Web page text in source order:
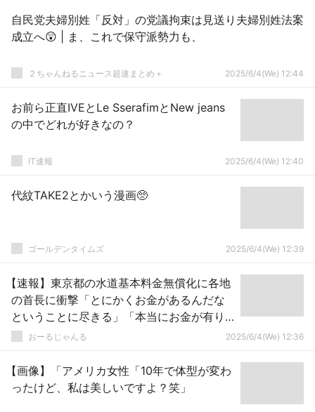
自民党夫婦別姓「反対」の党議拘束は見送り夫婦別姓法案
成立へ😲 | ま、これで保守派勢力も、
２ちゃんねるニュース超速まとめ＋ 2025/6/4(We) 12:44
お前ら正直IVEとLe SserafimとNew jeans
の中でどれが好きなの？
IT速報 2025/6/4(We) 12:40
代紋TAKE2とかいう漫画🥺
ゴールデンタイムズ 2025/6/4(We) 12:39
【速報】東京都の水道基本料金無償化に各地
の首長に衝撃「とにかくお金があるんだな
ということに尽きる」「本当にお金が有り
余っている」
おーるじゃんる 2025/6/4(We) 12:36
【画像】「アメリカ女性「10年で体型が変わ
ったけど、私は美しいですよ？笑」